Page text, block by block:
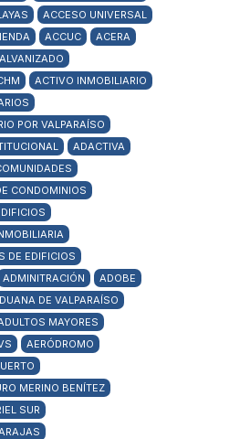
ACCESO UNIVERSAL
ACCUC
ACERA
ACTIVO INMOBILIARIO
POR VALPARAÍSO
ADACTIVA
CONDOMINIOS
DE EDIFICIOS
ADMINITRACIÓN
ADOBE
DE VALPARAÍSO
MAYORES
AERÓDROMO
MERINO BENÍTEZ
SUR